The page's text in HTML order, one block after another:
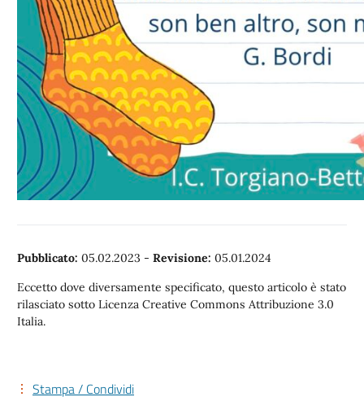
Pubblicato: 05.02.2023 - Revisione: 05.01.2024
Eccetto dove diversamente specificato, questo articolo è stato
rilasciato sotto Licenza Creative Commons Attribuzione 3.0
Italia.
Stampa / Condividi